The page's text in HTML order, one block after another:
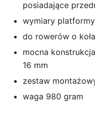
posiadające
wymiary
do rowerów o
mocna
16 mm
zestaw
waga 980 gram